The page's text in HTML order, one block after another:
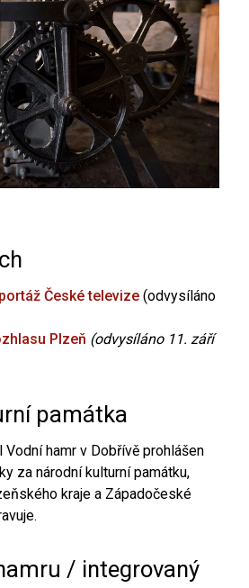
České televize (odvysíláno
Plzeň (odvysíláno 11. září
památka
Vodní hamr v Dobřívě prohlášen
za národní kulturní památku,
kraje a Západočeské
/ integrovaný